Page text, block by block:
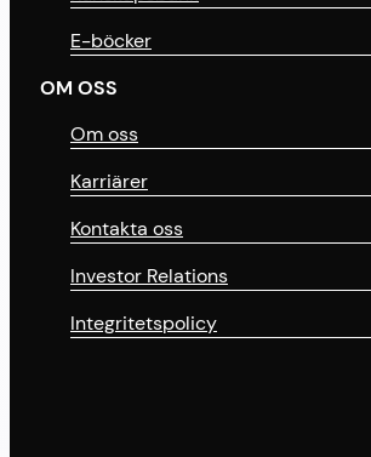
E-böcker
OM OSS
Om oss
Karriärer
Kontakta oss
Investor Relations
Integritetspolicy